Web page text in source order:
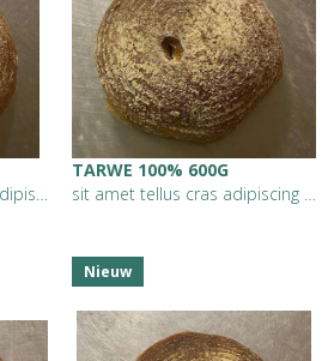
et tortor at risus viverra adipiscing at in tellus integer feugiat scelerisque varius morb
TARWE 100% 600G
sit amet tellus cras adipiscing enim eu turpis egestas pretium aenean pharetra magna ac pl
Nieuw